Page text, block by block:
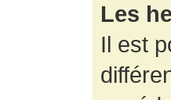
Les
Il est